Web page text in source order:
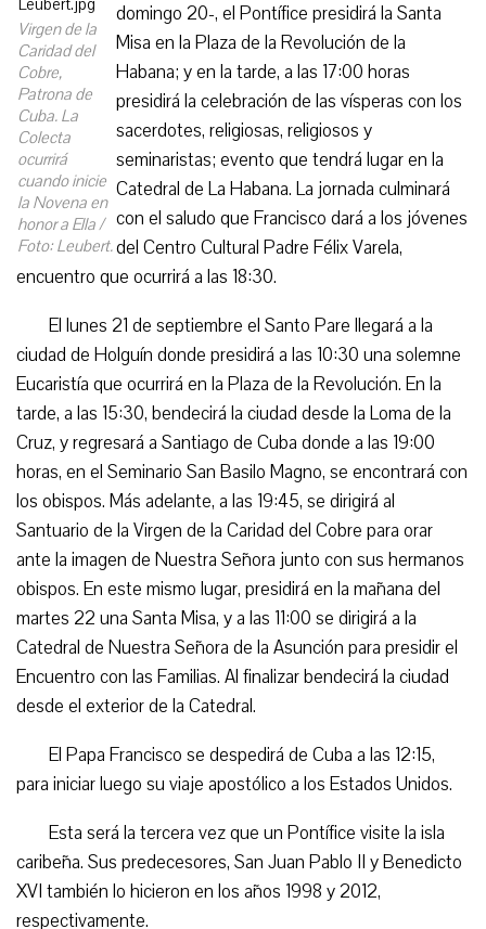
Virgen de la
Caridad del
Cobre,
Patrona de
Cuba. La
Colecta
ocurrirá
cuando inicie
la Novena en
honor a Ella /
Foto: Leubert.
domingo 20-, el Pontífice presidirá la Santa
Misa en la Plaza de la Revolución de la
Habana; y en la tarde, a las 17:00 horas
presidirá la celebración de las vísperas con los
sacerdotes, religiosas, religiosos y
seminaristas; evento que tendrá lugar en la
Catedral de La Habana. La jornada culminará
con el saludo que Francisco dará a los jóvenes
del Centro Cultural Padre Félix Varela,
encuentro que ocurrirá a las 18:30.
El lunes 21 de septiembre el Santo Pare llegará a la
ciudad de Holguín donde presidirá a las 10:30 una solemne
Eucaristía que ocurrirá en la Plaza de la Revolución. En la
tarde, a las 15:30, bendecirá la ciudad desde la Loma de la
Cruz, y regresará a Santiago de Cuba donde a las 19:00
horas, en el Seminario San Basilo Magno, se encontrará con
los obispos. Más adelante, a las 19:45, se dirigirá al
Santuario de la Virgen de la Caridad del Cobre para orar
ante la imagen de Nuestra Señora junto con sus hermanos
obispos. En este mismo lugar, presidirá en la mañana del
martes 22 una Santa Misa, y a las 11:00 se dirigirá a la
Catedral de Nuestra Señora de la Asunción para presidir el
Encuentro con las Familias. Al finalizar bendecirá la ciudad
desde el exterior de la Catedral.
El Papa Francisco se despedirá de Cuba a las 12:15,
para iniciar luego su viaje apostólico a los Estados Unidos.
Esta será la tercera vez que un Pontífice visite la isla
caribeña. Sus predecesores, San Juan Pablo II y Benedicto
XVI también lo hicieron en los años 1998 y 2012,
respectivamente.